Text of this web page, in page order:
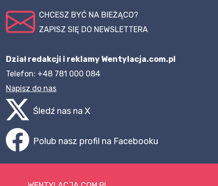
CHCESZ BYĆ NA BIEŻĄCO?
ZAPISZ SIĘ DO NEWSLETTERA
Dział redakcji i reklamy Wentylacja.com.pl
Telefon: +48 781 000 084
Napisz do nas
Śledź nas na X
Polub nasz profil na Facebooku